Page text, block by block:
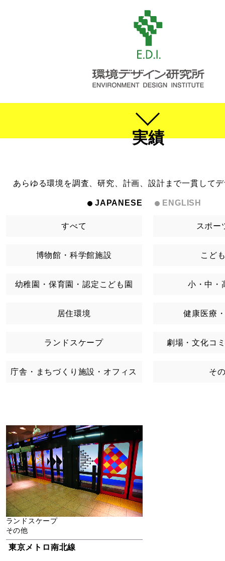
実績
あらゆる環境を調査、研究、計画、設計まで一貫して
JAPANESE ENGLISH
すべて スポー
博物館・科学館施設 こど
幼稚園・保育園・認定こども園 小・中・
居住環境 健康医療
ランドスケープ 劇場・文化コ
庁舎・まちづくり施設・オフィス そ
ランドスケープ
その他
東京メトロ南北線